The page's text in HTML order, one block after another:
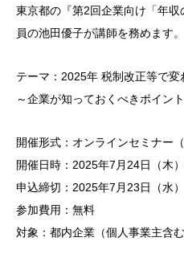
東京都の『第2回企業向け「年
員の池田優子が講師を務めます。
テーマ：2025年 税制改正等で変
～企業が知っておくべきポイン
開催形式：オンラインセミナー（
開催日時：2025年7月24日（木
申込締切：2025年7月23日（水）
参加費用：無料
対象：都内企業（個人事業主含む